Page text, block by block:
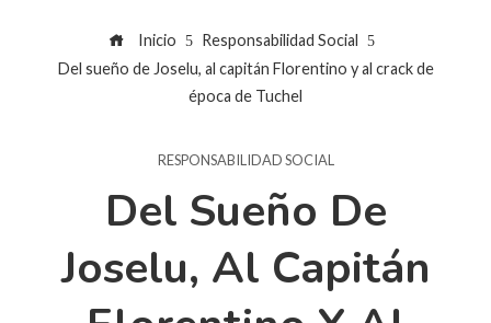
Inicio
Responsabilidad Social
Del sueño de Joselu, al capitán Florentino y al crack de
época de Tuchel
RESPONSABILIDAD SOCIAL
Del Sueño De
Joselu, Al Capitán